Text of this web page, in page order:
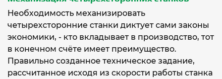
Необходимость механизировать
четырехсторонние станки диктует сами законы
экономики, - кто вкладывает в производство, тот
в конечном счёте имеет преимущество.
Правильно созданное техническое задание,
рассчитанное исходя из скорости работы станка